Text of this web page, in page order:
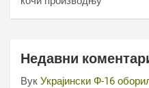
Недавни
Вук Украјински Ф-16